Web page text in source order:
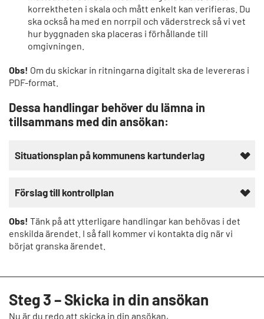
korrektheten i skala och mått enkelt kan verifieras. Du
ska också ha med en norrpil och väderstreck så vi vet
hur byggnaden ska placeras i förhållande till
omgivningen.
Obs! Om du skickar in ritningarna digitalt ska de levereras i
PDF-format.
Dessa handlingar behöver du lämna in
tillsammans med din ansökan:
Situationsplan på kommunens kartunderlag
Förslag till kontrollplan
Obs! Tänk på att ytterligare handlingar kan behövas i det
enskilda ärendet. I så fall kommer vi kontakta dig när vi
börjat granska ärendet.
Steg 3 – Skicka in din ansökan
Nu är du redo att skicka in din ansökan,